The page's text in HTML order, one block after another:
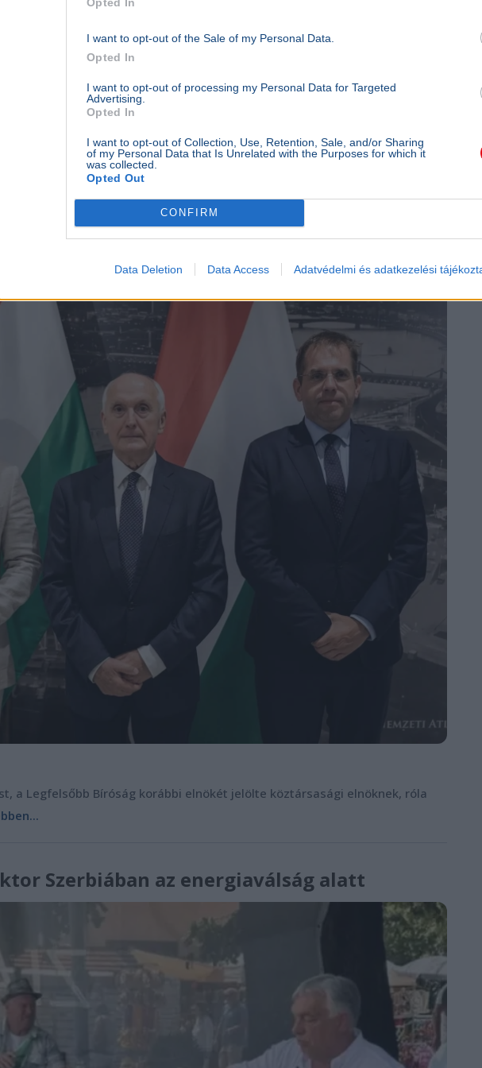
I want to opt-out of the Sale of my Personal Data.
Opted In
I want to opt-out of processing my Personal Data for Targeted
Advertising.
Opted In
I want to opt-out of Collection, Use, Retention, Sale, and/or Sharing
of my Personal Data that Is Unrelated with the Purposes for which it
was collected.
Opted Out
CONFIRM
Data Deletion Data Access Adatvédelmi és adatkezelési
Dobrev Klára
elnöknek a Tisza
a Legfelsőbb Bíróság korábbi elnökét jelölte köztársasági elnöknek, róla
Szerbiában az energiaválság alatt